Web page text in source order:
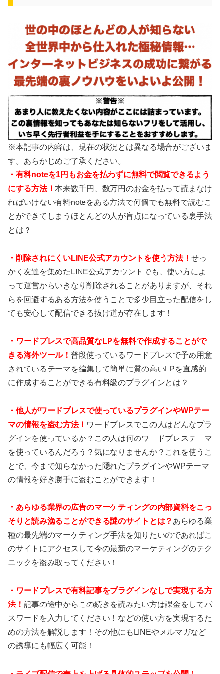
※本記事の内容は、現在の状況とは異なる場合がございま
す。あらかじめご了承ください。
・有料noteを1円もお金を払わずに無料で閲覧できるよう
にする方法！ 本来数千円、数万円のお金を払って読まなけ
ればいけない有料noteをある方法で何個でも無料で読むこ
とができてしまうほとんどの人が盲点になっている裏手法
とは？
・ 削除されにくいLINE公式アカウントを使う方法！ せっ
かく友達を集めたLINE公式アカウントでも、使い方によ
って運営からいきなり削除されることがありますが、それ
らを回避するある方法を使うことで多少目立った配信をし
ても安心して配信できる抜け道が存在します！
・ ワードプレスで高品質なLPを無料で作成することがで
きる海外ツール！ 普段使っているワードプレスで予め用意
されているテーマを編集して簡単に質の高いLPを直感的
に作成することができる有料級のプラグインとは？
・ 他人がワードプレスで使っているプラグインやWPテー
マの情報を盗む方法！ ワードプレスでこの人はどんなプラ
グインを使っているか？この人は何のワードプレステーマ
を使っているんだろう？気になりませんか？これを使うこ
とで、今まで知らなかった隠れたプラグインやWPテーマ
の情報を好き勝手に盗むことができます！
・あらゆる業界の広告のマーケティングの内部資料をこっ
そりと読み漁ることができる謎のサイトとは？ あらゆる業
種の最先端のマーケティング手法を知りたいのであればこ
のサイトにアクセスして今の最新のマーケティングのテク
ニックを盗み取ってください！
・ワードプレスで有料記事をプラグインなしで実現する方
法！ 記事の途中からこの続きを読みたい方は課金をしてパ
スワードを入力してください！などの使い方を実現するた
めの方法を解説します！その他にもLINEやメルマガなど
の誘導にも幅広く可能！